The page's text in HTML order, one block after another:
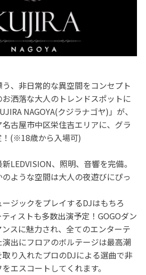
、非日常的な異空間をコンセプト
洒落な大人のトレンドスポットに
NAGOYA(クジラナゴヤ)」が、
古屋市中区栄住吉エリアに、グラ
！(※18歳から入場可)
LEDVISION、照明、音響を完備。
ような空間は大人の夜遊びにぴっ
ジックをプレイするDJはもちろ
ィストも多数出演予定！GOGOダン
スに魅力され、全てのエンターテ
出にフロアのボルテージは最高潮
り入れたプロのDJによる選曲で非
エスコートしてくれます。